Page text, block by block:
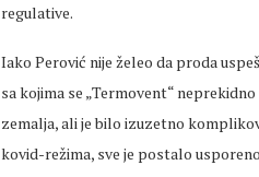
regulative.
Iako Perović nije želeo da proda
sa kojima se „Termovent“
zemalja, ali je bilo izuzetno
kovid-režima, sve je postalo